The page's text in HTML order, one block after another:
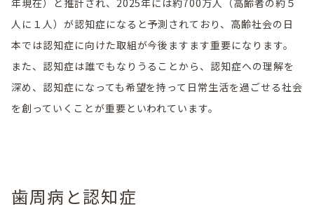
人に１人）が認知症になると予測されており、高齢社会の日
本では認知症に向けた取組が今後ますます重要になります。
また、認知症は誰でもなりうることから、認知症への理解を
深め、認知症になっても希望を持って日常生活を過ごせる社会
を創っていくことが重要といわれています。
歯周病と認知症